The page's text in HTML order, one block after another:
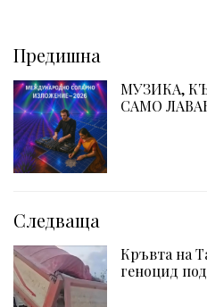
Предишна
МУЗИКА,
САМО
Следваща
Кръвта на
геноцид